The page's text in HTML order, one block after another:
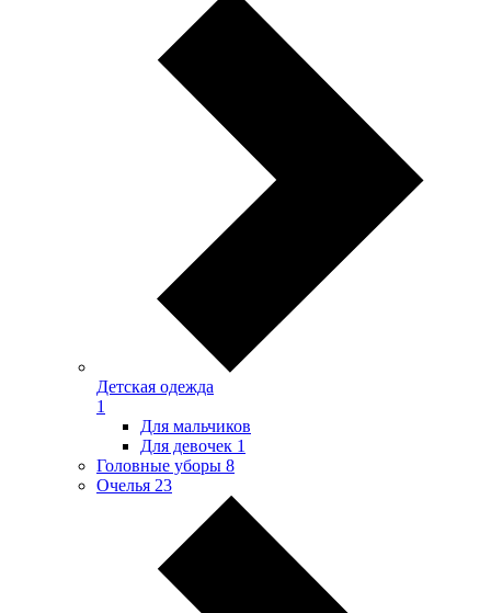
Детская одежда
1
Для мальчиков
Для девочек 1
Головные уборы 8
Очелья 23